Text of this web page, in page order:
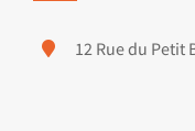
12 Rue du Petit